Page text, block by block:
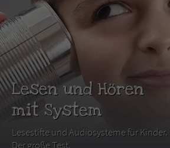
Lesen und Hören
mit System
Lesestifte und Audiosysteme für Kinder.
Der große Test.